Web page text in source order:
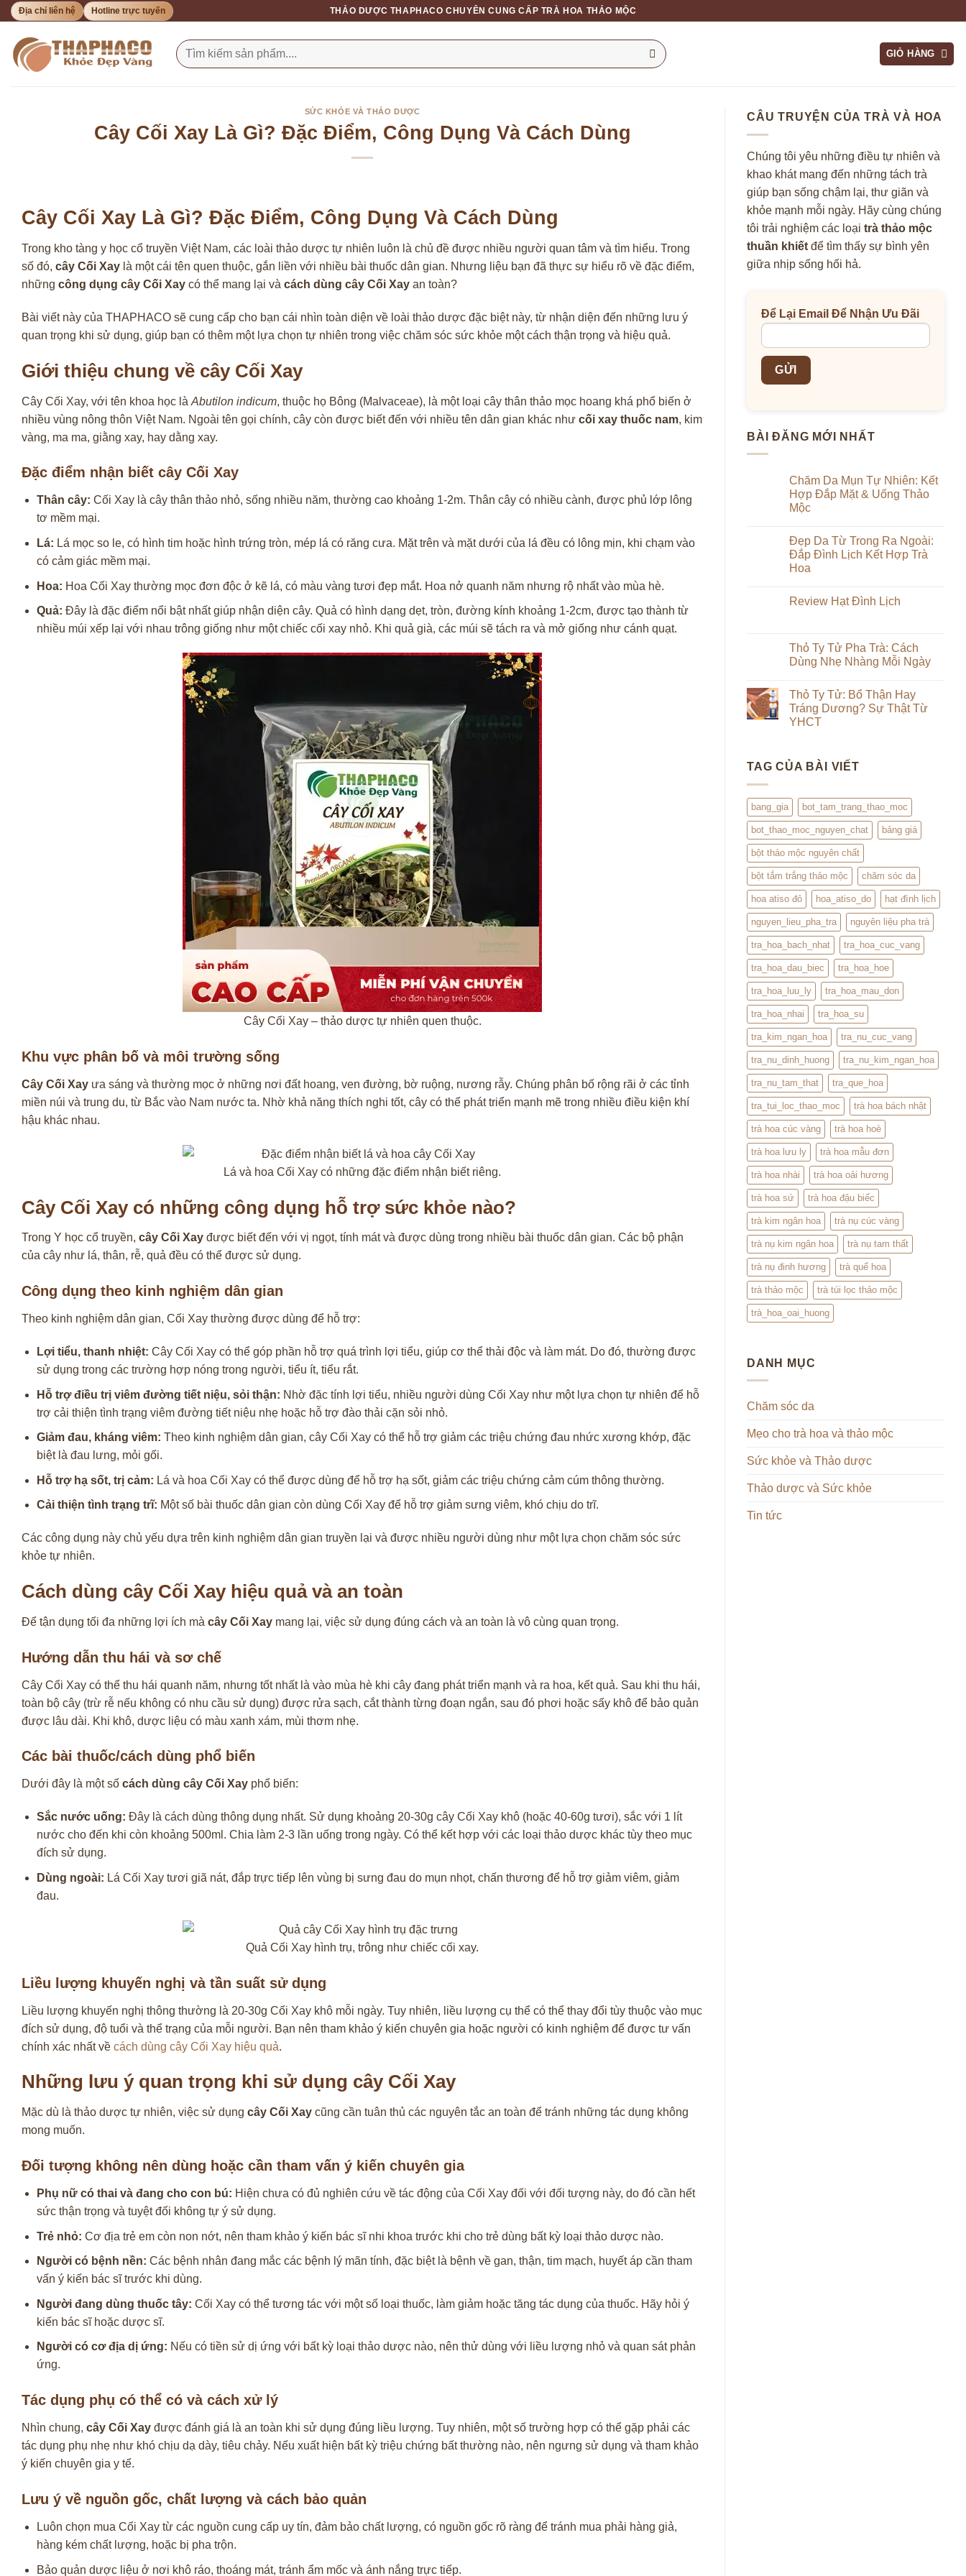
Bỏ
nội
dung
Địa chỉ liên hệ Hotline trực tuyến THẢO DƯỢC THAPHACO CHUYÊN CUNG CẤP TRÀ HOA THẢO MỘC
Tìm
kiếm:
GIỎ HÀNG
SỨC KHỎE VÀ THẢO DƯỢC
Cây Cối Xay Là Gì? Đặc Điểm, Công Dụng Và Cách Dùng
Cây Cối Xay Là Gì? Đặc Điểm, Công Dụng Và Cách Dùng
Trong kho tàng y học cổ truyền Việt Nam, các loài thảo dược tự nhiên luôn là chủ đề được nhiều người quan tâm và tìm hiểu. Trong
số đó, cây Cối Xay là một cái tên quen thuộc, gắn liền với nhiều bài thuốc dân gian. Nhưng liệu bạn đã thực sự hiểu rõ về đặc điểm,
những công dụng cây Cối Xay có thể mang lại và cách dùng cây Cối Xay an toàn?
Bài viết này của THAPHACO sẽ cung cấp cho bạn cái nhìn toàn diện về loài thảo dược đặc biệt này, từ nhận diện đến những lưu ý
quan trọng khi sử dụng, giúp bạn có thêm một lựa chọn tự nhiên trong việc chăm sóc sức khỏe một cách thận trọng và hiệu quả.
Giới thiệu chung về cây Cối Xay
Cây Cối Xay, với tên khoa học là Abutilon indicum, thuộc họ Bông (Malvaceae), là một loại cây thân thảo mọc hoang khá phổ biến ở
nhiều vùng nông thôn Việt Nam. Ngoài tên gọi chính, cây còn được biết đến với nhiều tên dân gian khác như cối xay thuốc nam, kim
vàng, ma ma, giằng xay, hay dằng xay.
Đặc điểm nhận biết cây Cối Xay
Thân cây: Cối Xay là cây thân thảo nhỏ, sống nhiều năm, thường cao khoảng 1-2m. Thân cây có nhiều cành, được phủ lớp lông
tơ mềm mại.
Lá: Lá mọc so le, có hình tim hoặc hình trứng tròn, mép lá có răng cưa. Mặt trên và mặt dưới của lá đều có lông mịn, khi chạm vào
có cảm giác mềm mại.
Hoa: Hoa Cối Xay thường mọc đơn độc ở kẽ lá, có màu vàng tươi đẹp mắt. Hoa nở quanh năm nhưng rộ nhất vào mùa hè.
Quả: Đây là đặc điểm nổi bật nhất giúp nhận diện cây. Quả có hình dạng dẹt, tròn, đường kính khoảng 1-2cm, được tạo thành từ
nhiều múi xếp lại với nhau trông giống như một chiếc cối xay nhỏ. Khi quả già, các múi sẽ tách ra và mở giống như cánh quạt.
Cây Cối Xay – thảo dược tự nhiên quen thuộc.
Khu vực phân bố và môi trường sống
Cây Cối Xay ưa sáng và thường mọc ở những nơi đất hoang, ven đường, bờ ruộng, nương rẫy. Chúng phân bố rộng rãi ở các tỉnh
miền núi và trung du, từ Bắc vào Nam nước ta. Nhờ khả năng thích nghi tốt, cây có thể phát triển mạnh mẽ trong nhiều điều kiện khí
hậu khác nhau.
Lá và hoa Cối Xay có những đặc điểm nhận biết riêng.
Cây Cối Xay có những công dụng hỗ trợ sức khỏe nào?
Trong Y học cổ truyền, cây Cối Xay được biết đến với vị ngọt, tính mát và được dùng trong nhiều bài thuốc dân gian. Các bộ phận
của cây như lá, thân, rễ, quả đều có thể được sử dụng.
Công dụng theo kinh nghiệm dân gian
Theo kinh nghiệm dân gian, Cối Xay thường được dùng để hỗ trợ:
Lợi tiểu, thanh nhiệt: Cây Cối Xay có thể góp phần hỗ trợ quá trình lợi tiểu, giúp cơ thể thải độc và làm mát. Do đó, thường được
sử dụng trong các trường hợp nóng trong người, tiểu ít, tiểu rắt.
Hỗ trợ điều trị viêm đường tiết niệu, sỏi thận: Nhờ đặc tính lợi tiểu, nhiều người dùng Cối Xay như một lựa chọn tự nhiên để hỗ
trợ cải thiện tình trạng viêm đường tiết niệu nhẹ hoặc hỗ trợ đào thải cặn sỏi nhỏ.
Giảm đau, kháng viêm: Theo kinh nghiệm dân gian, cây Cối Xay có thể hỗ trợ giảm các triệu chứng đau nhức xương khớp, đặc
biệt là đau lưng, mỏi gối.
Hỗ trợ hạ sốt, trị cảm: Lá và hoa Cối Xay có thể được dùng để hỗ trợ hạ sốt, giảm các triệu chứng cảm cúm thông thường.
Cải thiện tình trạng trĩ: Một số bài thuốc dân gian còn dùng Cối Xay để hỗ trợ giảm sưng viêm, khó chịu do trĩ.
Các công dụng này chủ yếu dựa trên kinh nghiệm dân gian truyền lại và được nhiều người dùng như một lựa chọn chăm sóc sức
khỏe tự nhiên.
Cách dùng cây Cối Xay hiệu quả và an toàn
Để tận dụng tối đa những lợi ích mà cây Cối Xay mang lại, việc sử dụng đúng cách và an toàn là vô cùng quan trọng.
Hướng dẫn thu hái và sơ chế
Cây Cối Xay có thể thu hái quanh năm, nhưng tốt nhất là vào mùa hè khi cây đang phát triển mạnh và ra hoa, kết quả. Sau khi thu hái,
toàn bộ cây (trừ rễ nếu không có nhu cầu sử dụng) được rửa sạch, cắt thành từng đoạn ngắn, sau đó phơi hoặc sấy khô để bảo quản
được lâu dài. Khi khô, dược liệu có màu xanh xám, mùi thơm nhẹ.
Các bài thuốc/cách dùng phổ biến
Dưới đây là một số cách dùng cây Cối Xay phổ biến:
Sắc nước uống: Đây là cách dùng thông dụng nhất. Sử dụng khoảng 20-30g cây Cối Xay khô (hoặc 40-60g tươi), sắc với 1 lít
nước cho đến khi còn khoảng 500ml. Chia làm 2-3 lần uống trong ngày. Có thể kết hợp với các loại thảo dược khác tùy theo mục
đích sử dụng.
Dùng ngoài: Lá Cối Xay tươi giã nát, đắp trực tiếp lên vùng bị sưng đau do mụn nhọt, chấn thương để hỗ trợ giảm viêm, giảm
đau.
Quả Cối Xay hình trụ, trông như chiếc cối xay.
Liều lượng khuyến nghị và tần suất sử dụng
Liều lượng khuyến nghị thông thường là 20-30g Cối Xay khô mỗi ngày. Tuy nhiên, liều lượng cụ thể có thể thay đổi tùy thuộc vào mục
đích sử dụng, độ tuổi và thể trạng của mỗi người. Bạn nên tham khảo ý kiến chuyên gia hoặc người có kinh nghiệm để được tư vấn
chính xác nhất về cách dùng cây Cối Xay hiệu quả.
Những lưu ý quan trọng khi sử dụng cây Cối Xay
Mặc dù là thảo dược tự nhiên, việc sử dụng cây Cối Xay cũng cần tuân thủ các nguyên tắc an toàn để tránh những tác dụng không
mong muốn.
Đối tượng không nên dùng hoặc cần tham vấn ý kiến chuyên gia
Phụ nữ có thai và đang cho con bú: Hiện chưa có đủ nghiên cứu về tác động của Cối Xay đối với đối tượng này, do đó cần hết
sức thận trọng và tuyệt đối không tự ý sử dụng.
Trẻ nhỏ: Cơ địa trẻ em còn non nớt, nên tham khảo ý kiến bác sĩ nhi khoa trước khi cho trẻ dùng bất kỳ loại thảo dược nào.
Người có bệnh nền: Các bệnh nhân đang mắc các bệnh lý mãn tính, đặc biệt là bệnh về gan, thận, tim mạch, huyết áp cần tham
vấn ý kiến bác sĩ trước khi dùng.
Người đang dùng thuốc tây: Cối Xay có thể tương tác với một số loại thuốc, làm giảm hoặc tăng tác dụng của thuốc. Hãy hỏi ý
kiến bác sĩ hoặc dược sĩ.
Người có cơ địa dị ứng: Nếu có tiền sử dị ứng với bất kỳ loại thảo dược nào, nên thử dùng với liều lượng nhỏ và quan sát phản
ứng.
Tác dụng phụ có thể có và cách xử lý
Nhìn chung, cây Cối Xay được đánh giá là an toàn khi sử dụng đúng liều lượng. Tuy nhiên, một số trường hợp có thể gặp phải các
tác dụng phụ nhẹ như khó chịu dạ dày, tiêu chảy. Nếu xuất hiện bất kỳ triệu chứng bất thường nào, nên ngưng sử dụng và tham khảo
ý kiến chuyên gia y tế.
Lưu ý về nguồn gốc, chất lượng và cách bảo quản
Luôn chọn mua Cối Xay từ các nguồn cung cấp uy tín, đảm bảo chất lượng, có nguồn gốc rõ ràng để tránh mua phải hàng giả,
hàng kém chất lượng, hoặc bị pha trộn.
Bảo quản dược liệu ở nơi khô ráo, thoáng mát, tránh ẩm mốc và ánh nắng trực tiếp.
CÂU TRUYỆN CỦA TRÀ VÀ HOA
Chúng tôi yêu những điều tự nhiên và
khao khát mang đến những tách trà
giúp bạn sống chậm lại, thư giãn và
khỏe mạnh mỗi ngày. Hãy cùng chúng
tôi trải nghiệm các loại trà thảo mộc
thuần khiết để tìm thấy sự bình yên
giữa nhịp sống hối hả.
Để Lại Email Để Nhận Ưu Đãi
BÀI ĐĂNG MỚI NHẤT
Chăm Da Mụn Tự Nhiên: Kết
Hợp Đắp Mặt & Uống Thảo
Mộc
bình
luận
ở
Chăm
Tự
Nhiên:
Mặt
&
Uống
Đẹp Da Từ Trong Ra Ngoài:
Đắp Đình Lịch Kết Hợp Trà
Hoa
bình
Từ
Trong
Ra
Đình
Lịch
Kết
Hợp
Review Hạt Đình Lịch
luận
ở
Review
Lịch
Thỏ Ty Tử Pha Trà: Cách
Dùng Nhẹ Nhàng Mỗi Ngày
bình
luận
ở
Thỏ
Trà:
Cách
Nhàng
Mỗi
Ngày
Thỏ Ty Tử: Bổ Thận Hay
Tráng Dương? Sự Thật Từ
YHCT
luận
ở
Tử:
Bổ
Thận
Hay
Tráng
Dương?
Sự
Thật
Từ
YHCT
TAG CỦA BÀI VIẾT
bang_gia bot_tam_trang_thao_moc
bot_thao_moc_nguyen_chat bảng giá
bột thảo mộc nguyên chất
bột tắm trắng thảo mộc chăm sóc da
hoa atiso đỏ hoa_atiso_do hạt đình lịch
nguyen_lieu_pha_tra nguyên liệu pha trà
tra_hoa_bach_nhat tra_hoa_cuc_vang
tra_hoa_dau_biec tra_hoa_hoe
tra_hoa_luu_ly tra_hoa_mau_don
tra_hoa_nhai tra_hoa_su
tra_kim_ngan_hoa tra_nu_cuc_vang
tra_nu_dinh_huong tra_nu_kim_ngan_hoa
tra_nu_tam_that tra_que_hoa
tra_tui_loc_thao_moc trà hoa bách nhật
trà hoa cúc vàng trà hoa hoè
trà hoa lưu ly trà hoa mẫu đơn
trà hoa nhài trà hoa oải hương
trà hoa sứ trà hoa đậu biếc
trà kim ngân hoa trà nụ cúc vàng
trà nụ kim ngân hoa trà nụ tam thất
trà nụ đinh hương trà quế hoa
trà thảo mộc trà túi lọc thảo mộc
trà_hoa_oai_huong
DANH MỤC
Chăm sóc da
Mẹo cho trà hoa và thảo mộc
Sức khỏe và Thảo dược
Thảo dược và Sức khỏe
Tin tức